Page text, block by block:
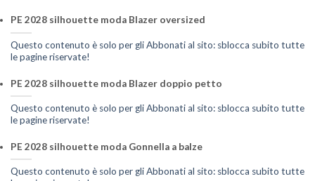
PE 2028 silhouette moda Blazer oversized
Questo contenuto è solo per gli Abbonati al sito: sblocca subito tutte
le pagine riservate!
PE 2028 silhouette moda Blazer doppio petto
Questo contenuto è solo per gli Abbonati al sito: sblocca subito tutte
le pagine riservate!
PE 2028 silhouette moda Gonnella a balze
Questo contenuto è solo per gli Abbonati al sito: sblocca subito tutte